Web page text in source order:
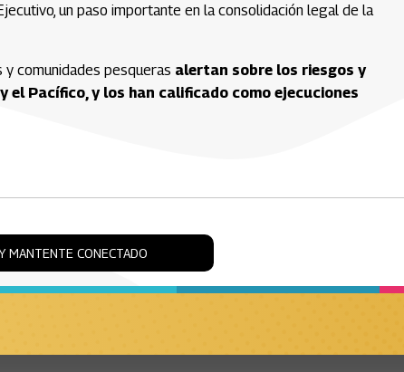
un paso importante en la consolidación legal de la
comunidades pesqueras alertan sobre los riesgos y
el Pacífico, y los han calificado como ejecuciones
MANTENTE CONECTADO